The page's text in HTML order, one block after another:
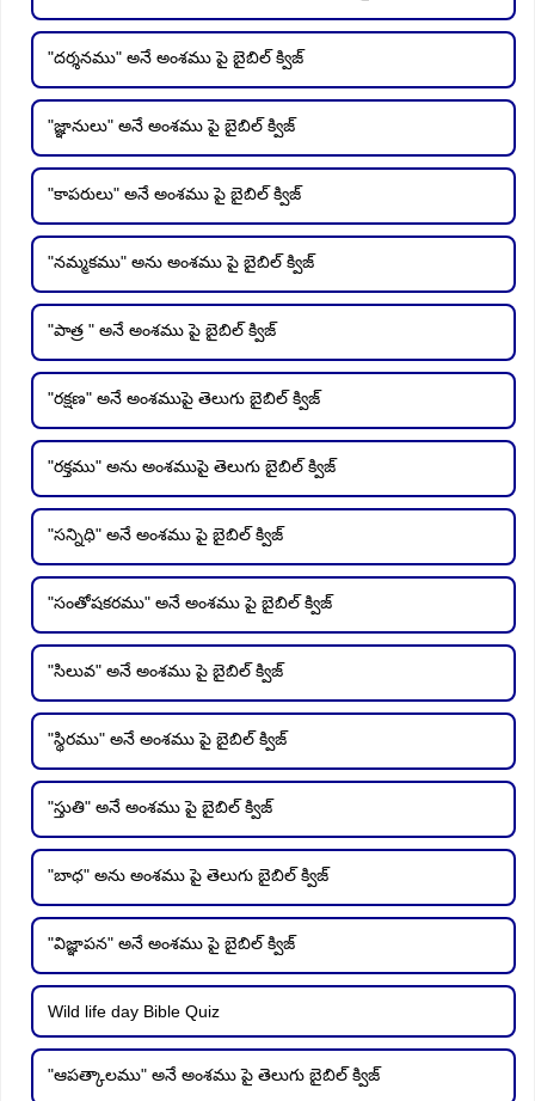
"దర్శనము" అనే అంశము పై బైబిల్ క్విజ్
"జ్ఞానులు" అనే అంశము పై బైబిల్ క్విజ్
"కాపరులు" అనే అంశము పై బైబిల్ క్విజ్
"నమ్మకము" అను అంశము పై బైబిల్ క్విజ్
"పాత్ర " అనే అంశము పై బైబిల్ క్విజ్
"రక్షణ" అనే అంశముపై తెలుగు బైబిల్ క్విజ్
"రక్తము" అను అంశముపై తెలుగు బైబిల్ క్విజ్
"సన్నిధి" అనే అంశము పై బైబిల్ క్విజ్
"సంతోషకరము" అనే అంశము పై బైబిల్ క్విజ్
"సిలువ" అనే అంశము పై బైబిల్ క్విజ్
"స్థిరము" అనే అంశము పై బైబిల్ క్విజ్
"స్తుతి" అనే అంశము పై బైబిల్ క్విజ్
"బాధ" అను అంశము పై తెలుగు బైబిల్ క్విజ్
"విజ్ఞాపన" అనే అంశము పై బైబిల్ క్విజ్
Wild life day Bible Quiz
"ఆపత్కాలము" అనే అంశము పై తెలుగు బైబిల్ క్విజ్